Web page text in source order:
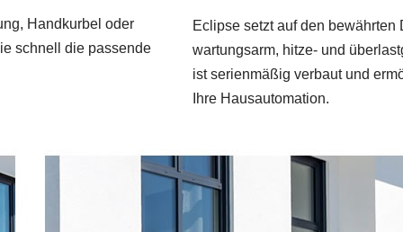
Handkurbel oder
schnell die passende
Eclipse setzt auf den
wartungsarm, hitze- und
ist serienmäßig verbaut und
Ihre Hausautomation.